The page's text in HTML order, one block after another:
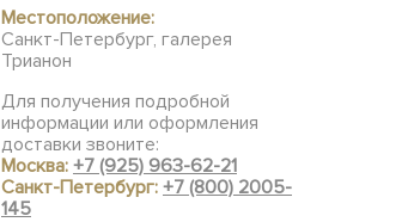
Местоположение:
Санкт-Петербург, галерея
Трианон
Для получения подробной
информации или оформления
доставки звоните:
Москва: +7 (925) 963-62-21
Санкт-Петербург: +7 (800) 2005-
145